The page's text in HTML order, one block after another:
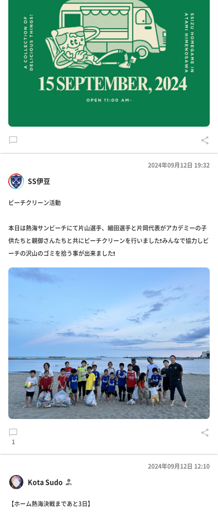
SS伊豆
2024年09月12日 19:32
ビーチクリーン活動
本日は熱海サンビーチにて片山選手、細田選手と片岡代表がアカデミーの子
供たちと親御さんたちと共にビーチクリーンを行いました❗️みんなで協力しビ
ーチの沢山のゴミを拾う事が出来ました❗️
1
Kota Sudo
2024年09月12日 12:10
【ホーム熱海決戦まであと3日】